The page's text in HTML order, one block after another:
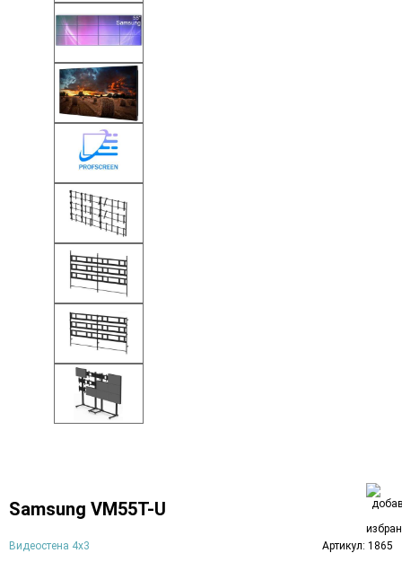
Samsung VM55T-U
Видеостена 4х3 Артикул: 1865